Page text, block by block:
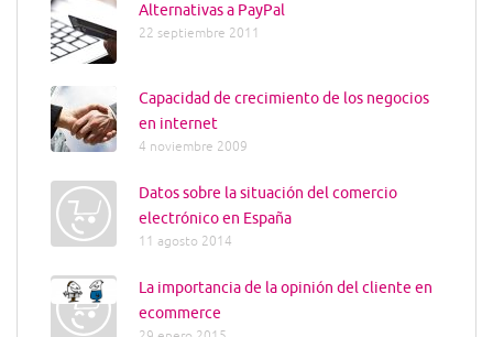
Alternativas a PayPal
22 septiembre 2011
Capacidad de crecimiento de los negocios
en internet
4 noviembre 2009
Datos sobre la situación del comercio
electrónico en España
11 agosto 2014
La importancia de la opinión del cliente en
ecommerce